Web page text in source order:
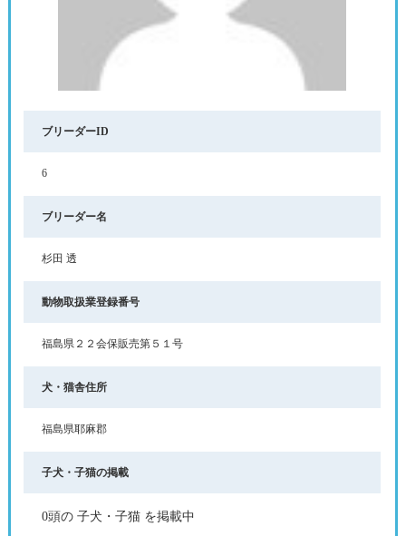
ブリーダーID
6
ブリーダー名
杉田 透
動物取扱業登録番号
福島県２２会保販売第５１号
犬・猫舎住所
福島県耶麻郡
子犬・子猫の掲載
0頭の 子犬・子猫 を掲載中